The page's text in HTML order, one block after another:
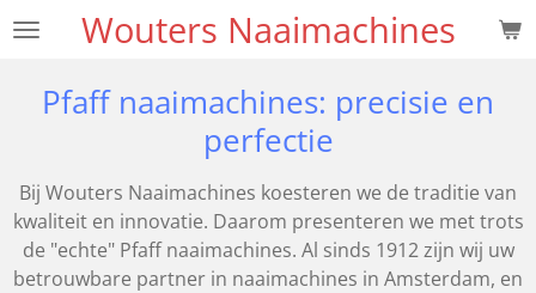
Ga
Wouters Naaimachines
Pfaff naaimachines: precisie en
perfectie
Bij Wouters Naaimachines koesteren we de traditie van
kwaliteit en innovatie. Daarom presenteren we met trots
de "echte" Pfaff naaimachines. Al sinds 1912 zijn wij uw
betrouwbare partner in naaimachines in Amsterdam, en